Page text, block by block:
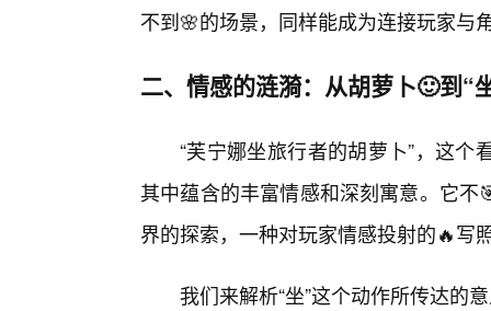
不到🌸的场景，同样能成为连接玩家与
二、情感的涟漪：从胡萝卜🙂到“
“芙宁娜坐旅行者的胡萝卜”，这
其中蕴含的丰富情感和深刻寓意。它
界的探索，一种对玩家情感投射的🔥写
我们来解析“坐”这个动作所传达的